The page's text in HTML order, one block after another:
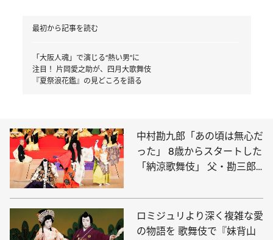
最初から記事を読む
「大阪人魂」で演じる“熱い男”に
注目！ 片岡愛之助が、四月大歌舞伎
『夏祭浪花鑑』の見どころを語る
中村勘九郎「あの頃は無心だ
った」 8歳からスタートした
「納涼歌舞伎」 父・勘三郎
ロミジュリより深く複雑な愛
の物語を 歌舞伎で『妹背山